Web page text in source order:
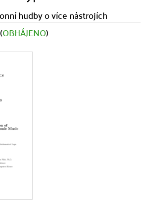
hudby o více nástrojích
OBHÁJENO)